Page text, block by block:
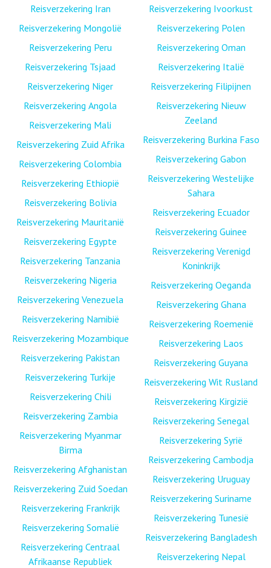
Reisverzekering Iran
Reisverzekering Mongolië
Reisverzekering Peru
Reisverzekering Tsjaad
Reisverzekering Niger
Reisverzekering Angola
Reisverzekering Mali
Reisverzekering Zuid Afrika
Reisverzekering Colombia
Reisverzekering Ethiopië
Reisverzekering Bolivia
Reisverzekering Mauritanië
Reisverzekering Egypte
Reisverzekering Tanzania
Reisverzekering Nigeria
Reisverzekering Venezuela
Reisverzekering Namibië
Reisverzekering Mozambique
Reisverzekering Pakistan
Reisverzekering Turkije
Reisverzekering Chili
Reisverzekering Zambia
Reisverzekering Myanmar
Birma
Reisverzekering Afghanistan
Reisverzekering Zuid Soedan
Reisverzekering Frankrijk
Reisverzekering Somalië
Reisverzekering Centraal
Afrikaanse Republiek
Reisverzekering Ivoorkust
Reisverzekering Polen
Reisverzekering Oman
Reisverzekering Italië
Reisverzekering Filipijnen
Reisverzekering Nieuw
Zeeland
Reisverzekering Burkina Faso
Reisverzekering Gabon
Reisverzekering Westelijke
Sahara
Reisverzekering Ecuador
Reisverzekering Guinee
Reisverzekering Verenigd
Koninkrijk
Reisverzekering Oeganda
Reisverzekering Ghana
Reisverzekering Roemenië
Reisverzekering Laos
Reisverzekering Guyana
Reisverzekering Wit Rusland
Reisverzekering Kirgizië
Reisverzekering Senegal
Reisverzekering Syrië
Reisverzekering Cambodja
Reisverzekering Uruguay
Reisverzekering Suriname
Reisverzekering Tunesië
Reisverzekering Bangladesh
Reisverzekering Nepal